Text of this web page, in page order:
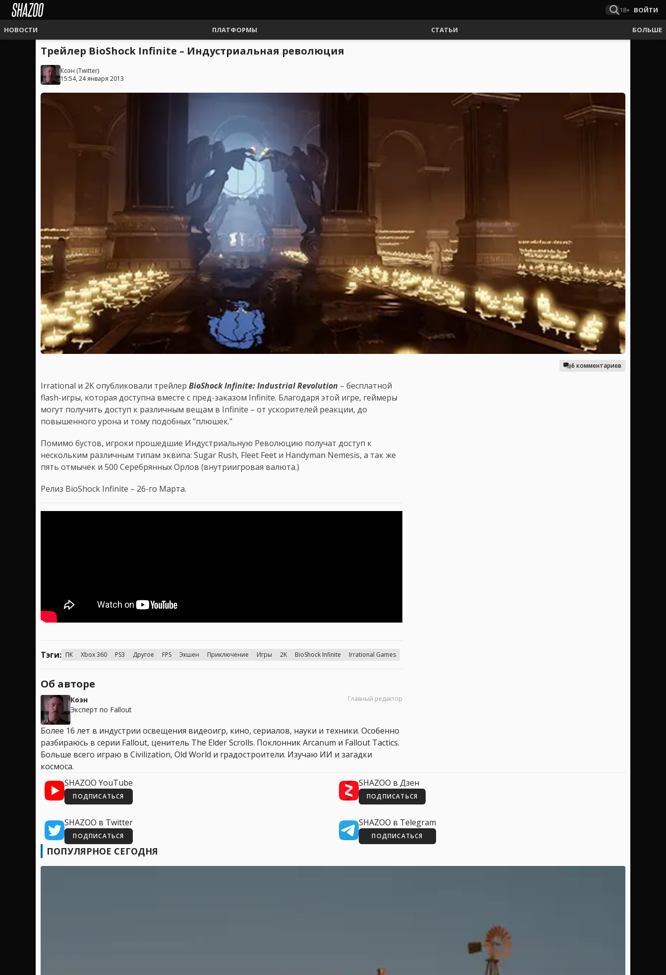
18+ ВОЙТИ
НОВОСТИ ПЛАТФОРМЫ СТАТЬИ БОЛЬШЕ
Трейлер BioShock Infinite – Индустриальная революция
Коэн (Twitter)
15:54, 24 января 2013
6 комментариев
Irrational и 2K опубликовали трейлер BioShock Infinite: Industrial Revolution – бесплатной
flash-игры, которая доступна вместе с пред-заказом Infinite. Благодаря этой игре, геймеры
могут получить доступ к различным вещам в Infinite – от ускорителей реакции, до
повышенного урона и тому подобных "плюшек."
Помимо бустов, игроки прошедшие Индустриальную Революцию получат доступ к
нескольким различным типам эквипа: Sugar Rush, Fleet Feet и Handyman Nemesis, а так же
пять отмычек и 500 Серебрянных Орлов (внутриигровая валюта.)
Релиз BioShock Infinite – 26-го Марта.
Тэги: ПК Xbox 360 PS3 Другое FPS Экшен Приключение Игры 2K BioShock Infinite Irrational Games
Об авторе
Коэн
Эксперт по Fallout
Главный редактор
Более 16 лет в индустрии освещения видеоигр, кино, сериалов, науки и техники. Особенно
разбираюсь в серии Fallout, ценитель The Elder Scrolls. Поклонник Arcanum и Fallout Tactics.
Больше всего играю в Civilization, Old World и градостроители. Изучаю ИИ и загадки
космоса.
SHAZOO YouTube
ПОДПИСАТЬСЯ
SHAZOO в Дзен
ПОДПИСАТЬСЯ
SHAZOO в Twitter
ПОДПИСАТЬСЯ
SHAZOO в Telegram
ПОДПИСАТЬСЯ
ПОПУЛЯРНОЕ СЕГОДНЯ